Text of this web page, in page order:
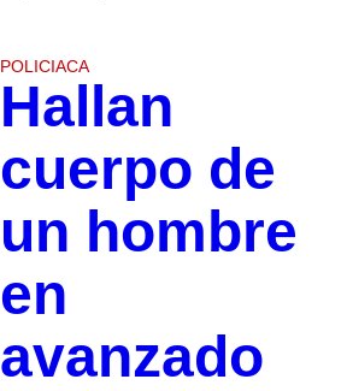
POLICIACA
Hallan
cuerpo de
un hombre
en
avanzado